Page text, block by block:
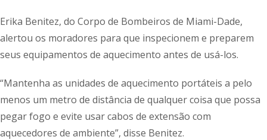
Erika Benitez, do Corpo de Bombeiros de Miami-Dade,
alertou os moradores para que inspecionem e preparem
seus equipamentos de aquecimento antes de usá-los.
“Mantenha as unidades de aquecimento portáteis a pelo
menos um metro de distância de qualquer coisa que possa
pegar fogo e evite usar cabos de extensão com
aquecedores de ambiente”, disse Benitez.